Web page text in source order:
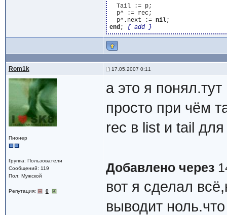
  Tail := p;
  p^ := rec;
  p^.next :=
nil
end; { add }
Rom1k 17.05.2007 0:11
Пионер
Группа: Пользователи
Сообщений: 119
Пол: Мужской
Репутация: 0
а это я
просто при чём
rec в list и tail
Добавлено через
вот я сделал
выводит